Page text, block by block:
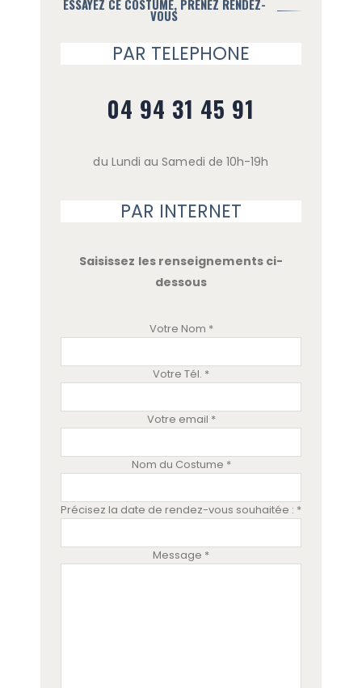
ESSAYEZ CE COSTUME, PRENEZ RENDEZ-
VOUS
PAR TELEPHONE
04 94 31 45 91
du Lundi au Samedi de 10h-19h
PAR INTERNET
Saisissez les renseignements ci-
dessous
Votre Nom *
Votre Tél. *
Votre email *
Nom du Costume *
Précisez la date de rendez-vous souhaitée : *
Message *